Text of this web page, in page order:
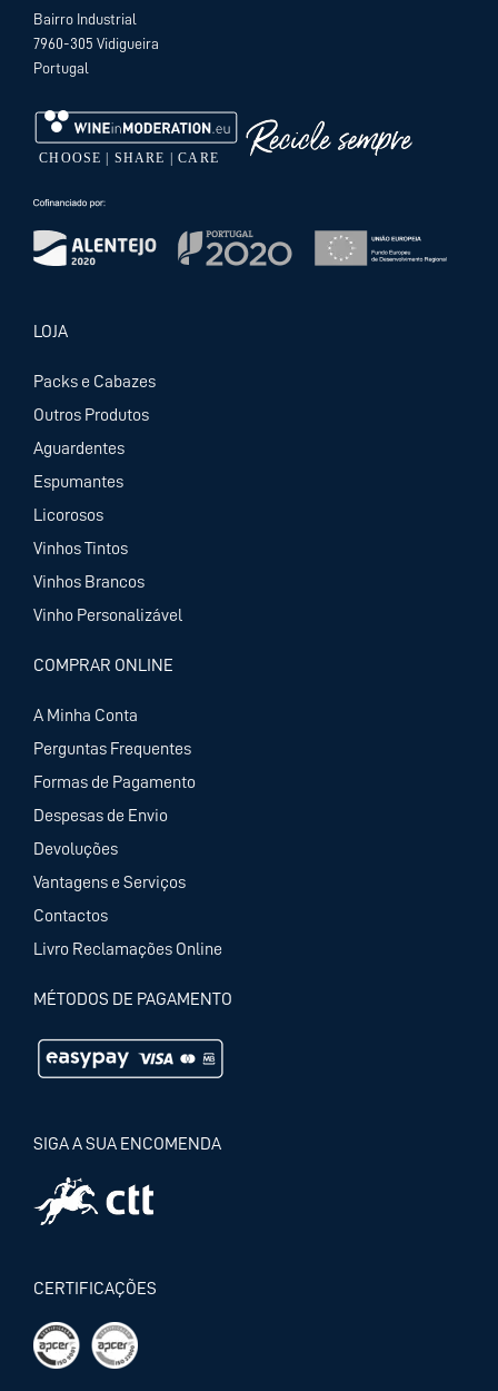
Bairro Industrial
7960-305 Vidigueira
Portugal
LOJA
Packs e Cabazes
Outros Produtos
Aguardentes
Espumantes
Licorosos
Vinhos Tintos
Vinhos Brancos
Vinho Personalizável
COMPRAR ONLINE
A Minha Conta
Perguntas Frequentes
Formas de Pagamento
Despesas de Envio
Devoluções
Vantagens e Serviços
Contactos
Livro Reclamações Online
MÉTODOS DE PAGAMENTO
SIGA A SUA ENCOMENDA
CERTIFICAÇÕES